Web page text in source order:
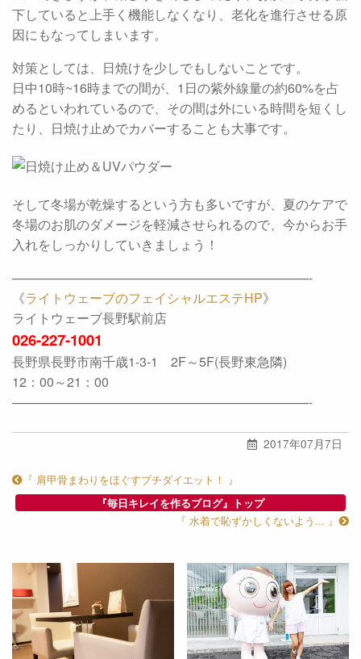
下していると上手く機能しなくなり、老化を進行させる原
因にもなってしまいます。
対策としては、日焼けを少しでもしないことです。
日中10時~16時までの間が、1日の紫外線量の約60%を占
めるといわれているので、その間は外にいる時間を短くし
たり、日焼け止めでカバーすることも大事です。
そして冬場が乾燥するという方も多いですが、夏のケアで
冬場のお肌のダメージを軽減させられるので、今からお手
入れをしっかりしていきましょう！
———————————————————————-
《ライトウェーブのフェイシャルエステHP》
ライトウェーブ長野駅前店
026-227-1001
長野県長野市南千歳1-3-1 2F～5F(長野東急隣)
12：00～21：00
———————————————————————-
2017年07月7日
『 肩甲骨まわりをほぐすプチダイエット！ 』
『毎日キレイを作るブログ』トップ
『 水着で恥ずかしくないよう... 』